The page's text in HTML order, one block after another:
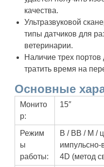
качества.
Ультразвуковой
типы датчиков для
ветеринарии.
Наличие трех портов
тратить время на
Основные
Монито
р:
15″
Режим
ы
работы:
B / BB / M /
импульсно-
4D (метод